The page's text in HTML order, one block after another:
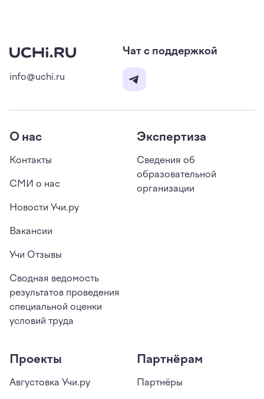
info@uchi.ru
Чат с поддержкой
О нас
Контакты
СМИ о нас
Новости Учи.ру
Вакансии
Учи Отзывы
Сводная ведомость
результатов проведения
специальной оценки
условий труда
Проекты
Августовка Учи.ру
Экспертиза
Сведения об
образовательной
организации
Партнёрам
Партнёры